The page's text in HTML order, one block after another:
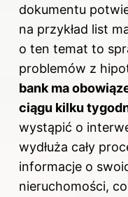
dokumentu
na przykład list
o ten temat to
problemów z
bank ma
ciągu kilku
wystąpić o
wydłuża cały
informacje o
nieruchomości,